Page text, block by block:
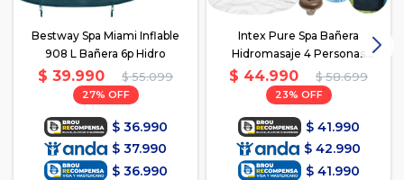
Bestway Spa Miami Inflable
908 L Bañera 6p Hidro
$ 39.990 $ 55.099
27
$ 36.990
$ 37.990
$ 36.990
Intex Pure Spa Bañera
Hidromasaje 4 Personas
Inflable
$ 44.990 $ 58.699
23
$ 41.990
$ 42.990
$ 41.990